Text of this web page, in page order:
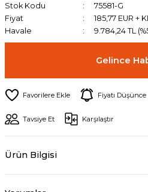
Stok Kodu
75581-G
Fiyat
185,77 EUR +
Havale
9.784,24 TL
Gelince
Fiyatı
Tavsiye Et Karşılaştır
Ürün Bilgisi